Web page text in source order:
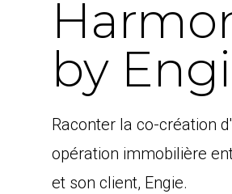
by
Raconter la co-création
opération immobilière
et son client, Engie.